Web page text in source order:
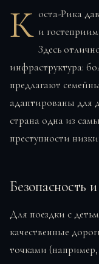
К оста-Рика
и
Здесь
инфраструктура:
предлагают
адаптированы для
страна одна из
преступности
Безопасность
Для поездки с
качественные
точками